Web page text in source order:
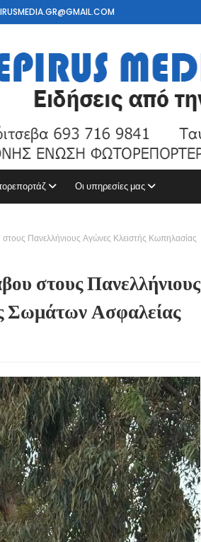
Οι υπηρεσίες μας
Πανελλήνιους Αγώνες Κλειστής Κωπηλασίας
στους Πανελλήνιους
Σωμάτων Ασφαλείας